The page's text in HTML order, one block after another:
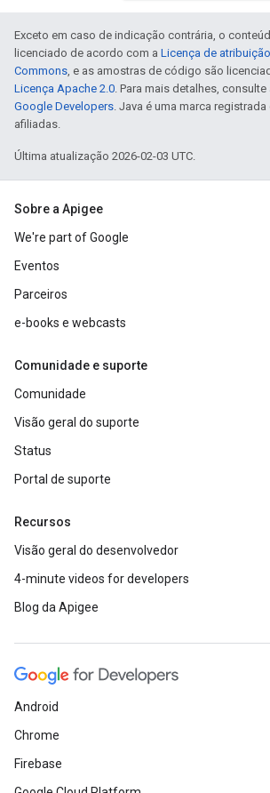
Exceto em caso de indicação contrária, o
licenciado de acordo com a Licença de
Commons , e as amostras de código são
Licença Apache 2.0 . Para mais detalhes, consulte
Google Developers . Java é uma marca
afiliadas.
Última atualização 2026-02-03 UTC.
Sobre a Apigee
We're part of Google
Eventos
Parceiros
e-books e webcasts
Comunidade e suporte
Comunidade
Visão geral do suporte
Status
Portal de suporte
Recursos
Visão geral do desenvolvedor
4-minute videos for developers
Blog da Apigee
Android
Chrome
Firebase